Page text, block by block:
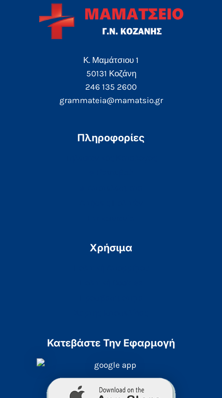
Κ. Μαμάτσιου 1
50131 Κοζάνη
246 135 2600
grammateia@mamatsio.gr
Πληροφορίες
Χρήσιμα
Κατεβάστε Την Εφαρμογή